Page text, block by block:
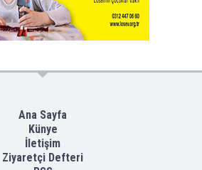
Ana Sayfa
Künye
İletişim
Ziyaretçi Defteri